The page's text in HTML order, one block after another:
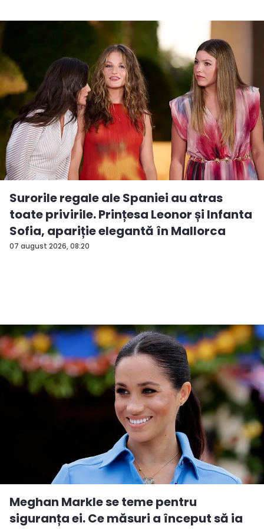
07 august 2026, 08:20
Surorile regale ale Spaniei au atras
toate privirile. Prințesa Leonor și Infanta
Sofia, apariție elegantă în Mallorca
Meghan Markle se teme pentru
siguranța ei. Ce măsuri a început să ia